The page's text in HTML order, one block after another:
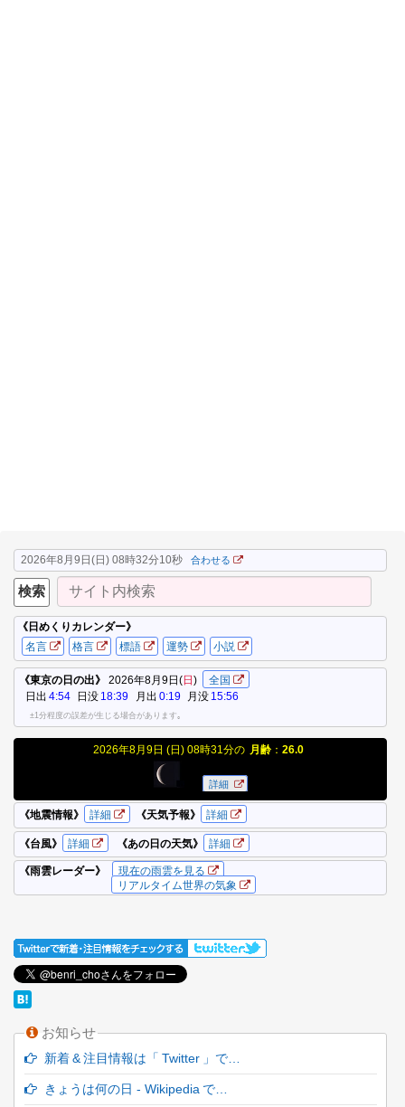
2026年8月9日(日) 08時32分10秒 合わせる
お知らせ
新着 & 注目情報は「 Twitter 」で…
きょうは何の日 - Wikipedia で…